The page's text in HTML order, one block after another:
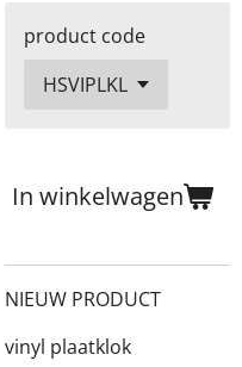
product code
In winkelwagen
NIEUW PRODUCT
vinyl plaatklok